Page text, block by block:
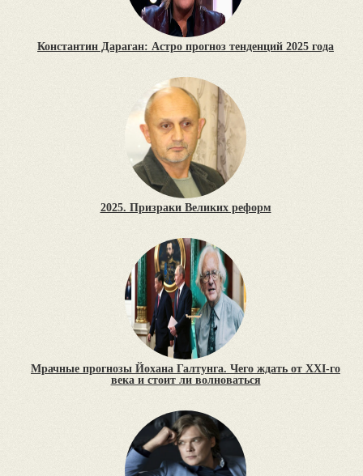
Константин Дараган: Астро прогноз тенденций 2025 года
2025. Призраки Великих реформ
Мрачные прогнозы Йохана Галтунга. Чего ждать от XXI-го
века и стоит ли волноваться